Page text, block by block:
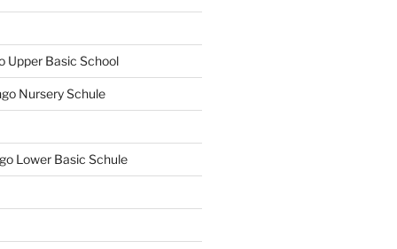
Upper Basic School
Nursery Schule
Lower Basic Schule